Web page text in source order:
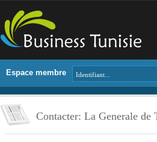
Espace membre
Contacter: La Generale